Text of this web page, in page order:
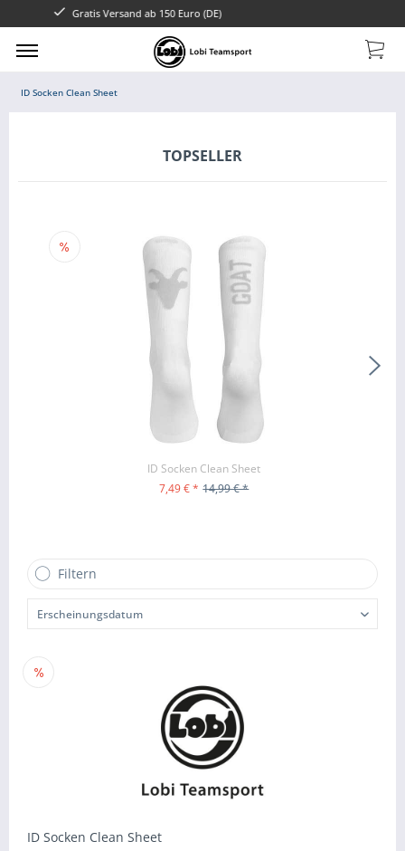
ID Socken Clean Sheet
TOPSELLER
ID Socken Clean Sheet
7,49 € * 14,99 € *
Filtern
ID Socken Clean Sheet